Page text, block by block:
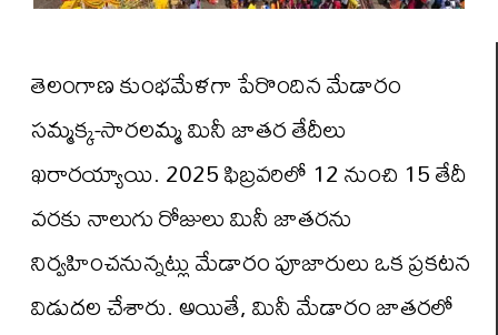
తెలంగాణ కుంభమేళగా పేరొందిన మేడారం
సమ్మక్క-సారలమ్మ మినీ జాతర తేదీలు
ఖరారయ్యాయి. 2025 ఫిబ్రవరిలో 12 నుంచి 15 తేదీ
వరకు నాలుగు రోజులు మినీ జాతరను
నిర్వహించనున్నట్లు మేడారం పూజారులు ఒక ప్రకటన
విడుదల చేశారు. అయితే, మినీ మేడారం జాతరలో